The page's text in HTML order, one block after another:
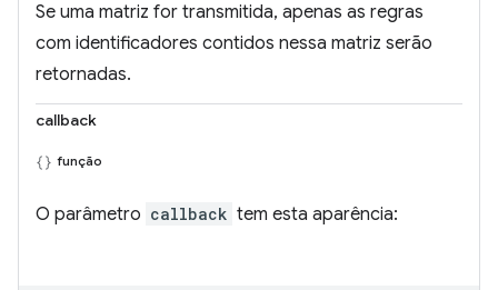
Se uma matriz for transmitida, apenas as regras
com identificadores contidos nessa matriz serão
retornadas.
callback
função
O parâmetro callback tem esta aparência: